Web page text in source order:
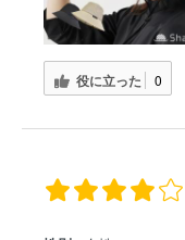
役に立った 0